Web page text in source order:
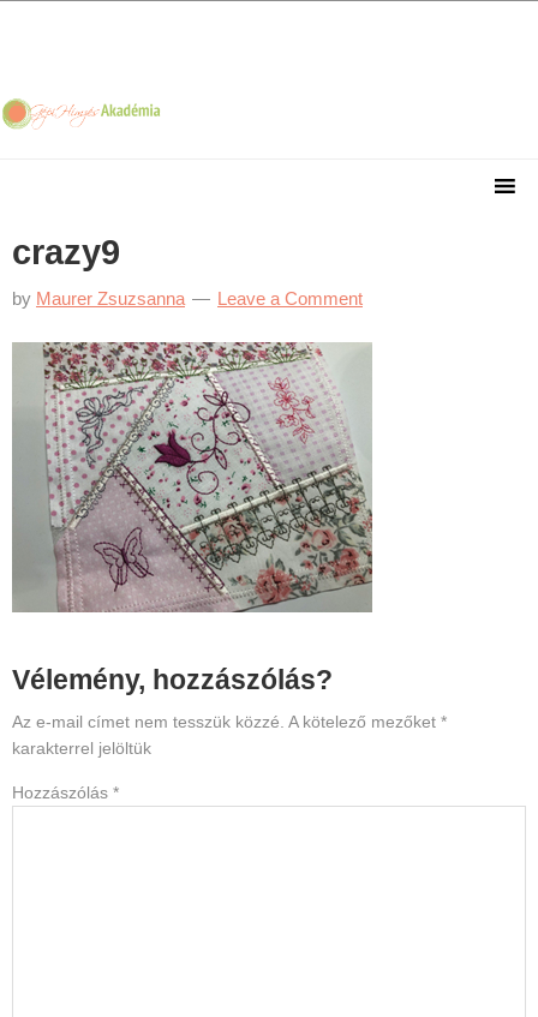
navigation
content
sidebar
crazy9
by Maurer Zsuzsanna Leave a Comment
Reader
Interactions
Vélemény, hozzászólás?
Az e-mail címet nem tesszük közzé. A kötelező mezőket *
karakterrel jelöltük
Hozzászólás *